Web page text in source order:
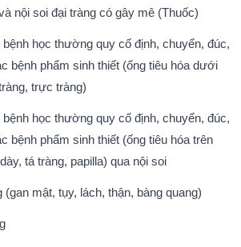
nội soi đại tràng có gây mê (Thuốc)
bệnh học thường quy cố định, chuyển, đúc,
bệnh phẩm sinh thiết (ống tiêu hóa dưới
trực tràng)
bệnh học thường quy cố định, chuyển, đúc,
bệnh phẩm sinh thiết (ống tiêu hóa trên
tá tràng, papilla) qua nội soi
(gan mật, tụy, lách, thận, bàng quang)